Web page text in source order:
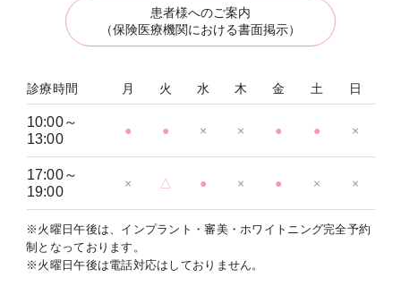
患者様へのご案内
（保険医療機関における書面掲示）
診療時間 月 火 水 木 金 土 日
10:00～
13:00
● ● × × ● ● ×
17:00～
19:00
× △ ● × ● × ×
※火曜日午後は、インプラント・審美・ホワイトニング完全予約
制となっております。
※火曜日午後は電話対応はしておりません。